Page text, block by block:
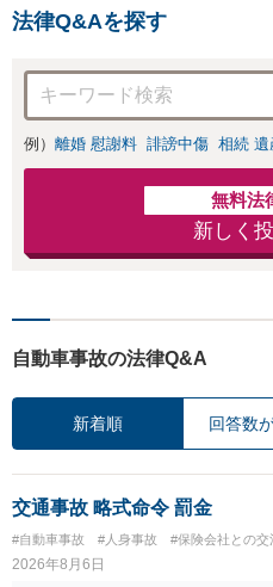
法律Q&Aを探す
例） 離婚 慰謝料 誹謗中傷 相続 遺
無料法
新しく
自動車事故の法律Q&A
新着順 回答数
交通事故 略式命令 罰金
#自動車事故 #人身事故 #保険会社との交
2026年8月6日